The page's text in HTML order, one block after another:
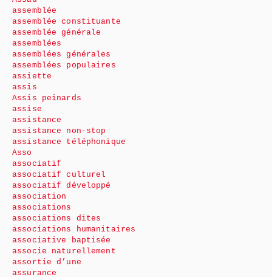
assemblée
assemblée constituante
assemblée générale
assemblées
assemblées générales
assemblées populaires
assiette
assis
Assis peinards
assise
assistance
assistance non-stop
assistance téléphonique
Asso
associatif
associatif culturel
associatif développé
association
associations
associations dites
associations humanitaires
associative baptisée
associe naturellement
assortie d’une
assurance